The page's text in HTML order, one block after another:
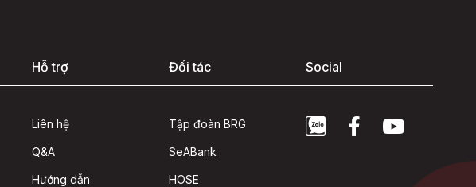
Hỗ trợ
Liên hệ
Q&A
Hướng dẫn
Đối tác
Tập đoàn BRG
SeABank
HOSE
Social